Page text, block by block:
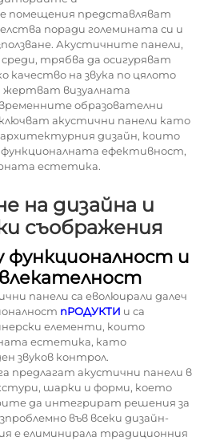
помещения представляват
поради големината си и
Акустичните панели,
трябва да осигуряват
качество на звука по цялото
жертват визуалната
образователни
акустични панели като
дизайн, които
ефективност,
естетика.
на дизайна и
съображения
функционалност и
панели са еволюирали далеч
пРОДУКТИ и са
елементи, които
естетика, като
звуков контрол.
предлагат акустични панели в
шарки и форми, което
да интегрират решения за
във всеки дизайн-
е елиминирала традиционния